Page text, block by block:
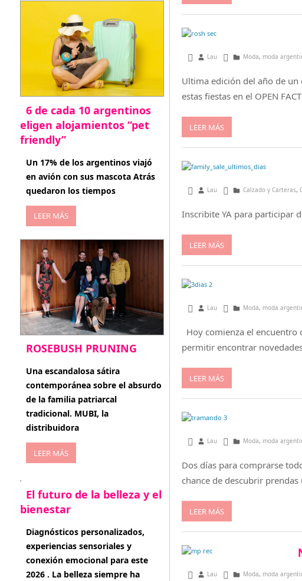
diciembre 9, 2013
Lau Moda, moda
Ultima edición del año de un
estas fiestas en el OPEN
LEER MÁS
noviembre 8, 2013
Lau Calzado y Carteras,
Inscribite YA para participar
LEER MÁS
septiembre 19, 2013
Lau Moda, moda
Hoy comienza el encuentro
permitir encontrar
LEER MÁS
septiembre 16, 2013
Lau Moda, moda
Dos días para comprarse
chance de descubrir
LEER MÁS
agosto 15, 2013
Lau Moda, moda
6 de cada 10 argentinos
eligen alojamientos “pet
friendly”
abril 27, 2026
Un 17% de los argentinos viajó
en avión con sus mascota Atrás
quedaron los tiempos
LEER MÁS
ROSEBUSH PRUNING
enero 20, 2026
Una escandalosa sátira
contemporánea sobre el absurdo
de la familia patriarcal
tradicional. MUBI, la
distribuidora
LEER MÁS
El futuro de la belleza y el
bienestar
enero 15, 2026
Diagnósticos personalizados,
experiencias sensoriales y
conexión emocional para este
2026 . La belleza siempre ha